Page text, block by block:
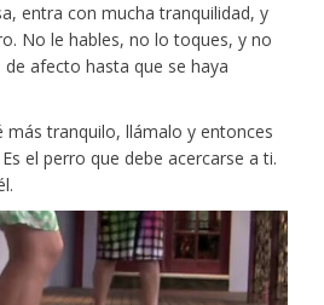
entra con mucha tranquilidad, y
No le hables, no lo toques, y no
afecto hasta que se haya
más tranquilo, llámalo y entonces
el perro que debe acercarse a ti.